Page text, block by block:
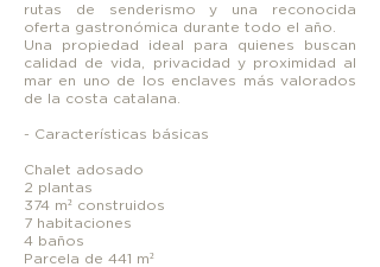
rutas de senderismo y una reconocida
oferta gastronómica durante todo el año.
Una propiedad ideal para quienes buscan
calidad de vida, privacidad y proximidad al
mar en uno de los enclaves más valorados
de la costa catalana.
- Características básicas
Chalet adosado
2 plantas
374 m² construidos
7 habitaciones
4 baños
Parcela de 441 m²